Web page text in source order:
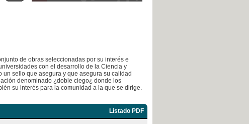
de obras seleccionadas por su interés e
con el desarrollo de la Ciencia y
sello que asegura y que asegura su calidad
denominado ¿doble ciego¿ donde los
su interés para la comunidad a la que se dirige.
Listado PDF